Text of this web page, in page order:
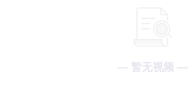
— 暂无视频 —